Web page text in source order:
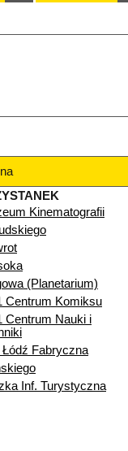
Kinematografii
(Planetarium)
Centrum Komiksu
Centrum Nauki i
Łódź Fabryczna
Inf. Turystyczna